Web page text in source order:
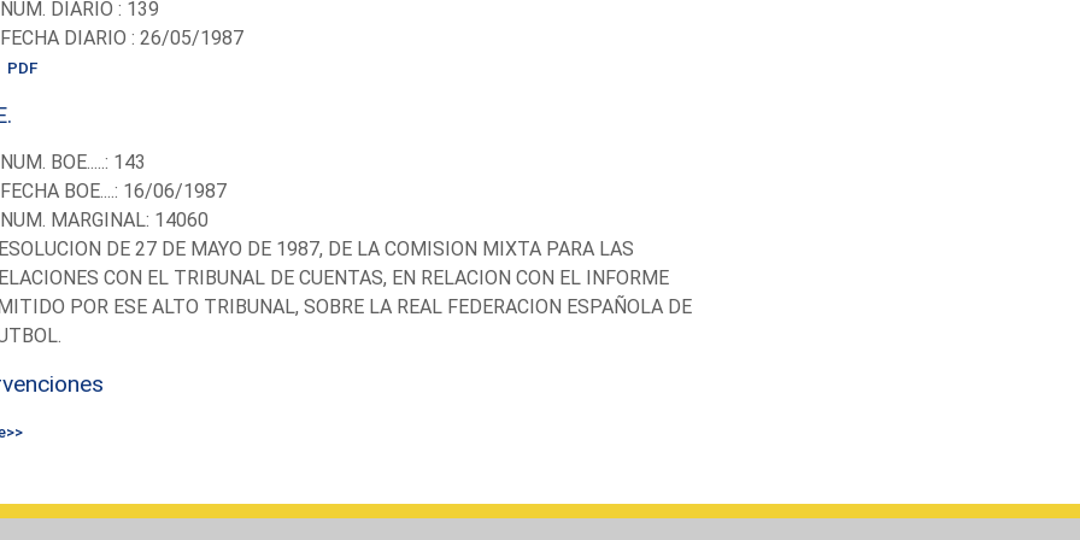
DIARIO : 139
DIARIO : 26/05/1987
PDF
BOE.....: 143
BOE....: 16/06/1987
MARGINAL: 14060
DE 27 DE MAYO DE 1987, DE LA COMISION MIXTA PARA LAS
CON EL TRIBUNAL DE CUENTAS, EN RELACION CON EL INFORME
POR ESE ALTO TRIBUNAL, SOBRE LA REAL FEDERACION ESPAÑOLA DE